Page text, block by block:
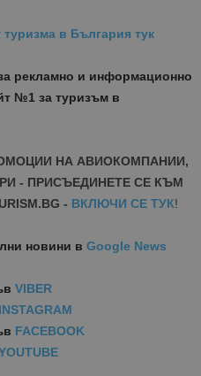
в България тук
рекламно и информационно
№1 за туризъм в
НА АВИОКОМПАНИИ,
- ПРИСЪЕДИНЕТЕ СЕ КЪМ
- ВКЛЮЧИ СЕ ТУК!
новини в Google News
VIBER
INSTAGRAM
FACEBOOK